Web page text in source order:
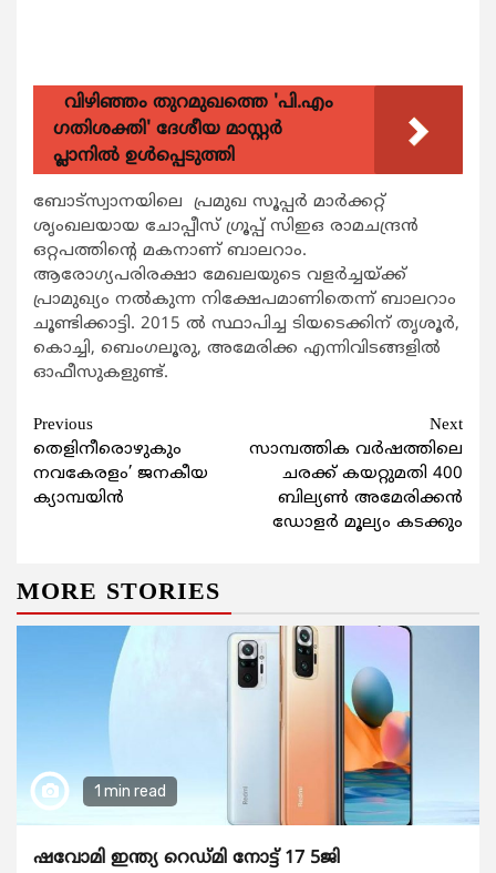
വിഴിഞ്ഞം തുറമുഖത്തെ 'പി.എം
ഗതിശക്തി' ദേശീയ മാസ്റ്റർ
പ്ലാനിൽ ഉൾപ്പെടുത്തി
ബോട്സ്വാനയിലെ പ്രമുഖ സൂപ്പര്‍ മാര്‍ക്കറ്റ്
ശൃംഖലയായ ചോപ്പീസ് ഗ്രൂപ്പ് സിഇഒ രാമചന്ദ്രന്‍
ഒറ്റപത്തിന്‍റെ മകനാണ് ബാലറാം.
ആരോഗ്യപരിരക്ഷാ മേഖലയുടെ വളര്‍ച്ചയ്ക്ക്
പ്രാമുഖ്യം നല്‍കുന്ന നിക്ഷേപമാണിതെന്ന് ബാലറാം
ചൂണ്ടിക്കാട്ടി. 2015 ല്‍ സ്ഥാപിച്ച ടിയടെക്കിന് തൃശൂര്‍,
കൊച്ചി, ബെംഗലൂരു, അമേരിക്ക എന്നിവിടങ്ങളില്‍
ഓഫീസുകളുണ്ട്.
Continue
Reading
Previous
തെളിനീരൊഴുകും
നവകേരളം’ ജനകീയ
ക്യാമ്പയിൻ
Next
സാമ്പത്തിക വർഷത്തിലെ
ചരക്ക് കയറ്റുമതി 400
ബില്യൺ അമേരിക്കൻ
ഡോളർ മൂല്യം കടക്കും
MORE STORIES
1 min read
ഷവോമി ഇന്ത്യ റെഡ്മി നോട്ട് 17 5ജി